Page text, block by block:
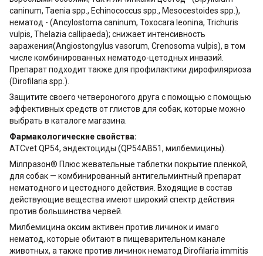
caninum, Taenia spp., Echinococcus spp., Mesocestoides spp.),
нематод - (Ancylostoma caninum, Toxocara leonina, Trichuris
vulpis, Thelazia callipaeda); снижает интенсивность
заражения(Angiostongylus vasorum, Crenosoma vulpis), в том
числе комбинированных нематодо-цетодных инвазий.
Препарат подходит также для профилактики дирофиляриоза
(Dirofilaria spp.).
Защитите своего четвероногого друга с помощью с помощью
эффективных средств от глистов для собак, которые можно
выбрать в каталоге магазина.
Фармакологические свойства:
ATCvet QP54, эндектоциды (QP54AB51, милбемицины).
Мілпразон® Плюс жевательные таблетки покрытие пленкой,
для собак — комбинированный антигельминтный препарат
нематодного и цестодного действия. Входящие в состав
действующие вещества имеют широкий спектр действия
против большинства червей.
Милбемицина оксим активен против личинок и имаго
нематод, которые обитают в пищеварительном канале
животных, а также против личинок нематод Dirofilaria immitis